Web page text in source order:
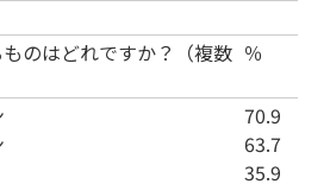
のはどれですか？（複数 ％
70.9
63.7
35.9